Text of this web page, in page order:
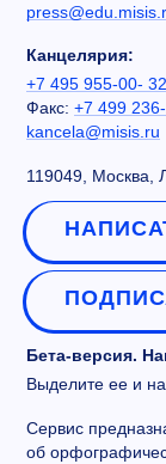
Канцелярия:
+7 495 955-00- 32
Факс: +7 499
kancela@misis.ru
119049, Москва,
Бета-версия.
Выделите ее и
Сервис
об